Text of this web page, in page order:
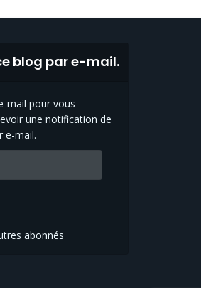
blog par e-mail.
mail pour vous
une notification de
e-mail.
abonnés